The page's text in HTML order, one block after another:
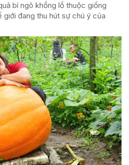
bí ngô khổng lồ thuộc giống
giới đang thu hút sự chú ý của